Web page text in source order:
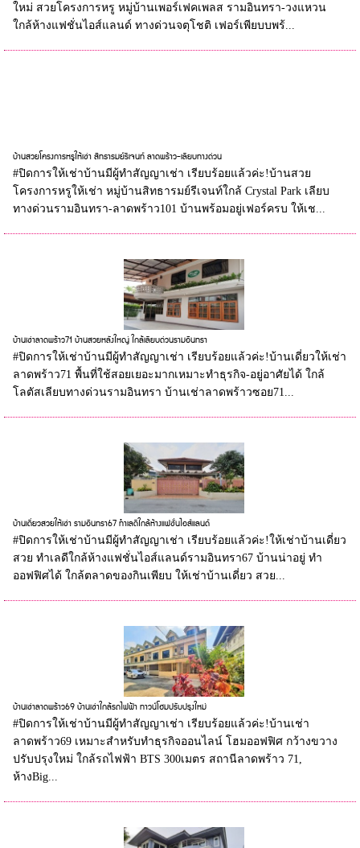
ใหม่ สวยโครงการหรู หมู่บ้านเพอร์เฟคเพลส รามอินทรา-วงแหวน
ใกล้ห้างแฟชั่นไอส์แลนด์ ทางด่วนจตุโชติ เฟอร์เพียบบพร้...
บ้านสวยโครงการหรูให้เช่า สิทธารมย์รีเจนท์ ลาดพร้าว-เลียบทางด่วน
#ปิดการให้เช่าบ้านมีผู้ทำสัญญาเช่า เรียบร้อยแล้วค่ะ!บ้านสวย
โครงการหรูให้เช่า หมู่บ้านสิทธารมย์รีเจนท์ใกล้ Crystal Park เลียบ
ทางด่วนรามอินทรา-ลาดพร้าว101 บ้านพร้อมอยู่เฟอร์ครบ ให้เช...
บ้านเช่าลาดพร้าว71 บ้านสวยหลังใหญ่ ใกล้เลียบด่วนรามอินทรา
#ปิดการให้เช่าบ้านมีผู้ทำสัญญาเช่า เรียบร้อยแล้วค่ะ!บ้านเดี่ยวให้เช่า
ลาดพร้าว71 พื้นที่ใช้สอยเยอะมากเหมาะทำธุรกิจ-อยู่อาศัยได้ ใกล้
โลตัสเลียบทางด่วนรามอินทรา บ้านเช่าลาดพร้าวซอย71...
บ้านเดี่ยวสวยให้เช่า รามอินทรา67 ทำเลดีใกล้ห้างแฟชั่นไอส์แลนด์
#ปิดการให้เช่าบ้านมีผู้ทำสัญญาเช่า เรียบร้อยแล้วค่ะ!ให้เช่าบ้านเดี่ยว
สวย ทำเลดีใกล้ห้างแฟชั่นไอส์แลนด์รามอินทรา67 บ้านน่าอยู่ ทำ
ออฟฟิศได้ ใกล้ตลาดของกินเพียบ ให้เช่าบ้านเดี่ยว สวย...
บ้านเช่าลาดพร้าว69 บ้านเช่าใกล้รถไฟฟ้า ทาวน์โฮมปรับปรุงใหม่
#ปิดการให้เช่าบ้านมีผู้ทำสัญญาเช่า เรียบร้อยแล้วค่ะ!บ้านเช่า
ลาดพร้าว69 เหมาะสำหรับทำธุรกิจออนไลน์ โฮมออฟฟิศ กว้างขวาง
ปรับปรุงใหม่ ใกล้รถไฟฟ้า BTS 300เมตร สถานีลาดพร้าว 71,
ห้างBig...